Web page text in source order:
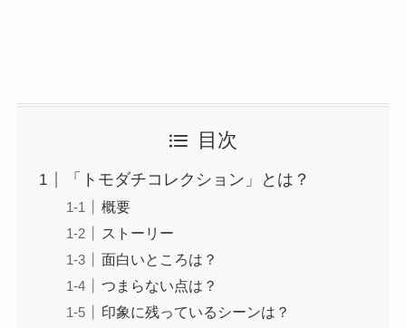
目次
「トモダチコレクション」とは？
概要
ストーリー
面白いところは？
つまらない点は？
印象に残っているシーンは？